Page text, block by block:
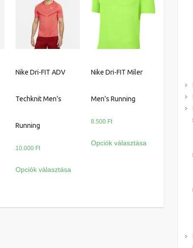
Nike Dri-FIT ADV
Techknit Men’s
Running
10.000 Ft
Opciók választása
a
variációja
Nike Dri-FIT Miler
Men’s Running
8.500 Ft
Opciók választása
a
A
termékoldalon